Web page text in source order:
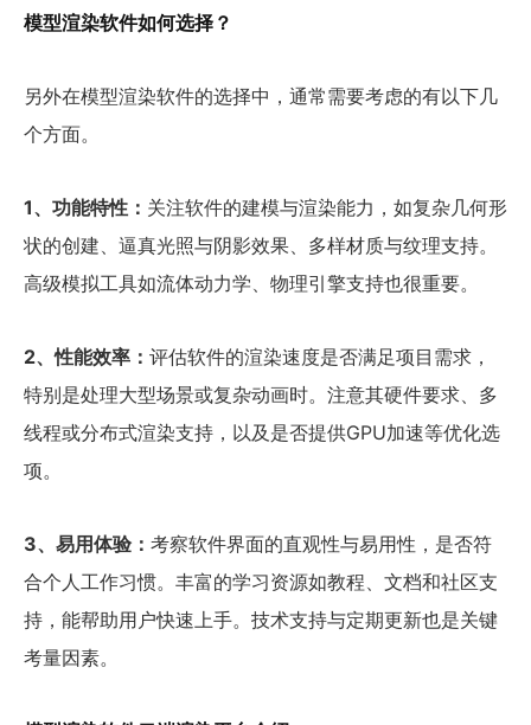
模型渲染软件如何选择？
另外在模型渲染软件的选择中，通常需要考虑的有以下几
个方面。
1、 功能特性： 关注软件的建模与渲染能力，如复杂几何形
状的创建、逼真光照与阴影效果、多样材质与纹理支持。
高级模拟工具如流体动力学、物理引擎支持也很重要。
2、性能效率： 评估软件的渲染速度是否满足项目需求，
特别是处理大型场景或复杂动画时。注意其硬件要求、多
线程或分布式渲染支持，以及是否提供GPU加速等优化选
项。
3、易用体验： 考察软件界面的直观性与易用性，是否符
合个人工作习惯。丰富的学习资源如教程、文档和社区支
持，能帮助用户快速上手。技术支持与定期更新也是关键
考量因素。